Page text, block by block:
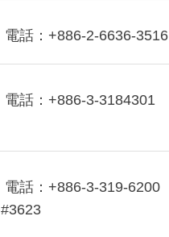
電話：+886-2-6636-3516
電話：+886-3-3184301
電話：+886-3-319-6200
#3623